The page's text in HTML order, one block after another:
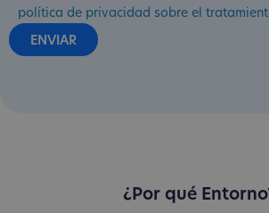
política de privacidad sobre el
¿Por qué